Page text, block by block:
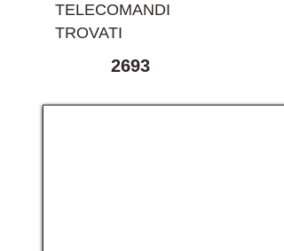
TELECOMANDI
TROVATI
2693